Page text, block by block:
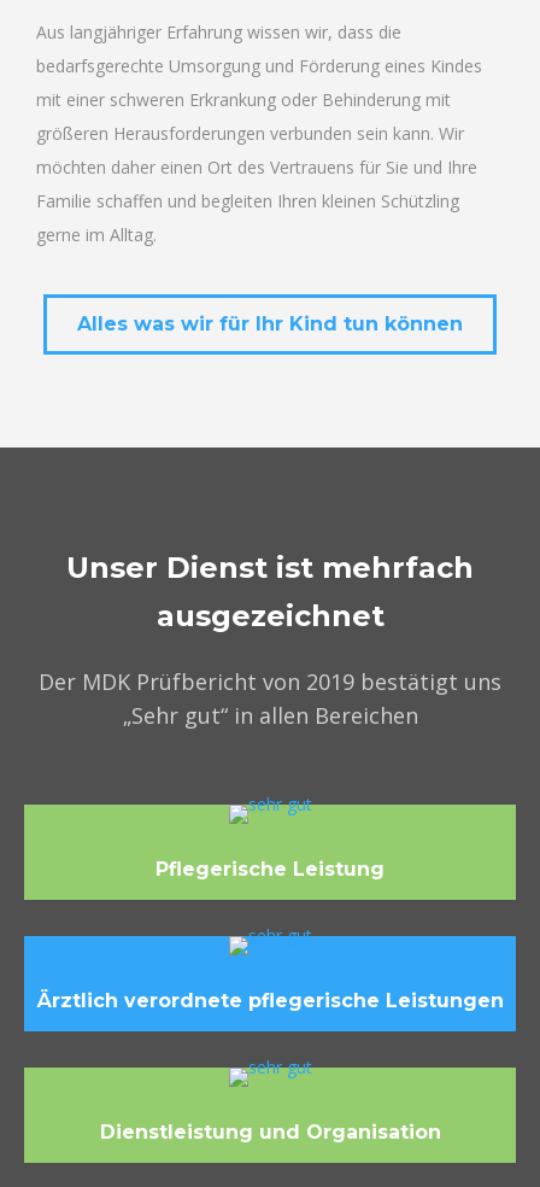
Aus langjähriger Erfahrung wissen wir, dass die
bedarfsgerechte Umsorgung und Förderung eines Kindes
mit einer schweren Erkrankung oder Behinderung mit
größeren Herausforderungen verbunden sein kann. Wir
möchten daher einen Ort des Vertrauens für Sie und Ihre
Familie schaffen und begleiten Ihren kleinen Schützling
gerne im Alltag.
Alles was wir für Ihr Kind tun können
Unser Dienst ist mehrfach
ausgezeichnet
Der MDK Prüfbericht von 2019 bestätigt uns
„Sehr gut“ in allen Bereichen
Pflegerische Leistung
Ärztlich verordnete pflegerische Leistungen
Dienstleistung und Organisation